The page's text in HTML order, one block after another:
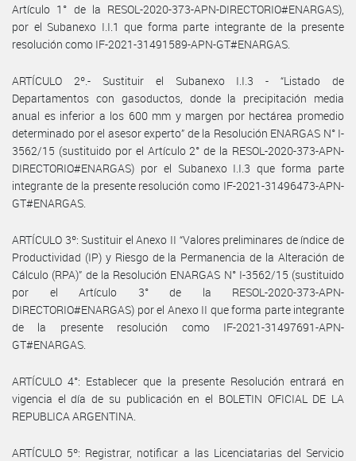
Artículo 1° de la RESOL-2020-373-APN-DIRECTORIO#ENARGAS),
por el Subanexo I.I.1 que forma parte integrante de la presente
resolución como IF-2021-31491589-APN-GT#ENARGAS.
ARTÍCULO 2º.- Sustituir el Subanexo I.I.3 - “Listado de
Departamentos con gasoductos, donde la precipitación media
anual es inferior a los 600 mm y margen por hectárea promedio
determinado por el asesor experto” de la Resolución ENARGAS N° I-
3562/15 (sustituido por el Artículo 2° de la RESOL-2020-373-APN-
DIRECTORIO#ENARGAS) por el Subanexo I.I.3 que forma parte
integrante de la presente resolución como IF-2021-31496473-APN-
GT#ENARGAS.
ARTÍCULO 3º: Sustituir el Anexo II “Valores preliminares de índice de
Productividad (IP) y Riesgo de la Permanencia de la Alteración de
Cálculo (RPA)” de la Resolución ENARGAS N° I-3562/15 (sustituido
por el Artículo 3° de la RESOL-2020-373-APN-
DIRECTORIO#ENARGAS) por el Anexo II que forma parte integrante
de la presente resolución como IF-2021-31497691-APN-
GT#ENARGAS.
ARTÍCULO 4°: Establecer que la presente Resolución entrará en
vigencia el día de su publicación en el BOLETIN OFICIAL DE LA
REPUBLICA ARGENTINA.
ARTÍCULO 5º: Registrar, notificar a las Licenciatarias del Servicio